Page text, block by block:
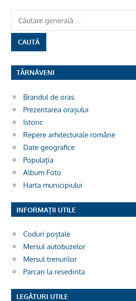
TÂRNĂVENI
Brandul de oras
Prezentarea orașului
Istoric
Repere arhitecturale române
Date geografice
Populația
Album Foto
Harta municipiului
INFORMAȚII UTILE
Coduri poștale
Mersul autobuzelor
Mersul trenurilor
Parcari la resedinta
LEGĂTURI UTILE